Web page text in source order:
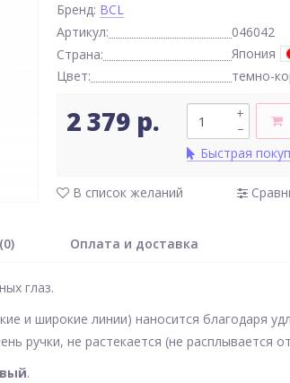
Бренд: BCL
Артикул:
046042
Страна:
Япония
Цвет:
темно-
2 379 р. –
+
Быстрая
В список желаний
Оплата и доставка
глаз.
и широкие линии) наносится благодаря
ручки, не растекается (не расплывается
.